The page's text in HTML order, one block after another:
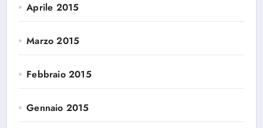
Aprile 2015
Marzo 2015
Febbraio 2015
Gennaio 2015